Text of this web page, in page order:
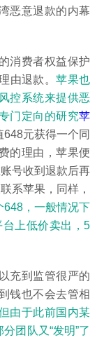
恶意退款的内幕
消费者权益保护
由退款。苹果也
控系统来提供恶
门定向的研究苹
元获得一个同
的理由，苹果便
号收到退款后再
系苹果，同样，
648，一般情况下
上低价卖出，5
充到监管很严的
钱也不会去管相
由于此前国内某
团队又“发明”了